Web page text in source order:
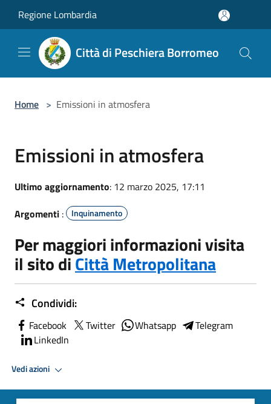
Regione Lombardia
Città di Peschiera Borromeo
Home > Emissioni in atmosfera
Emissioni in atmosfera
Ultimo aggiornamento: 12 marzo 2025, 17:11
Argomenti : Inquinamento
Per maggiori informazioni visita
il sito diCittà Metropolitana
Condividi:
Facebook Twitter Whatsapp
Telegram
LinkedIn
Vedi azioni